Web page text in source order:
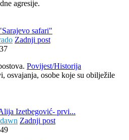
agresije.
safari"
Zadnji post
Povijest/Historija
osvajanja, osobe koje su obilježile
Izetbegović- prvi...
Zadnji post